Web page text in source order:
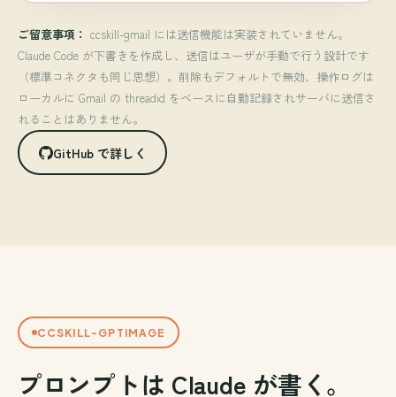
ご留意事項： ccskill-gmail には送信機能は実装されていません。
Claude Code が下書きを作成し、送信はユーザが手動で行う設計です
（標準コネクタも同じ思想）。削除もデフォルトで無効、操作ログは
ローカルに Gmail の threadid をベースに自動記録されサーバに送信さ
れることはありません。
GitHub で詳しく
CCSKILL-GPTIMAGE
プロンプトは Claude が書く。